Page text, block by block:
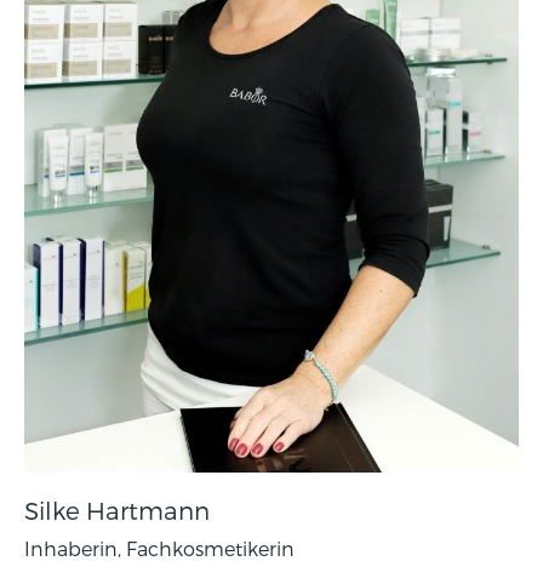
Silke Hartmann
Inhaberin, Fachkosmetikerin